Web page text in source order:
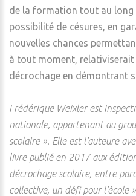
de la formation tout au long
possibilité de césures, en
nouvelles chances
à tout moment,
décrochage en démontrant
Frédérique Weixler est
nationale, appartenant au
scolaire ». Elle est l’auteure
livre publié en 2017 aux
décrochage scolaire, entre
collective, un défi pour l’école »